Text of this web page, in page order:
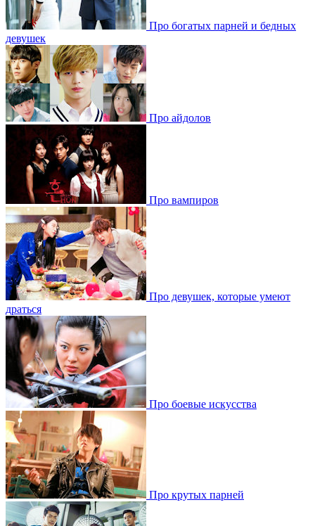
Про богатых парней и бедных
девушек
Про айдолов
Про вампиров
Про девушек, которые умеют
драться
Про боевые искусства
Про крутых парней